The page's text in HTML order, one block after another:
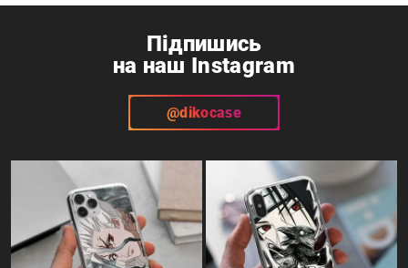
Підпишись
на наш Instagram
@dikocase